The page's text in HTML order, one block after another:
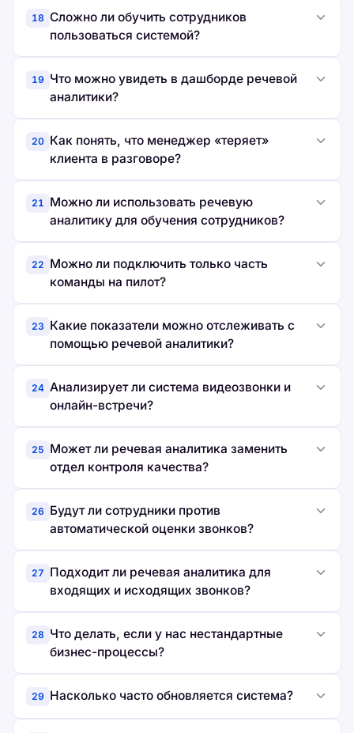
18 Сложно ли обучить сотрудников
пользоваться системой?
19 Что можно увидеть в дашборде речевой
аналитики?
20 Как понять, что менеджер «теряет»
клиента в разговоре?
21 Можно ли использовать речевую
аналитику для обучения сотрудников?
22 Можно ли подключить только часть
команды на пилот?
23 Какие показатели можно отслеживать с
помощью речевой аналитики?
24 Анализирует ли система видеозвонки и
онлайн-встречи?
25 Может ли речевая аналитика заменить
отдел контроля качества?
26 Будут ли сотрудники против
автоматической оценки звонков?
27 Подходит ли речевая аналитика для
входящих и исходящих звонков?
28 Что делать, если у нас нестандартные
бизнес-процессы?
29 Насколько часто обновляется система?